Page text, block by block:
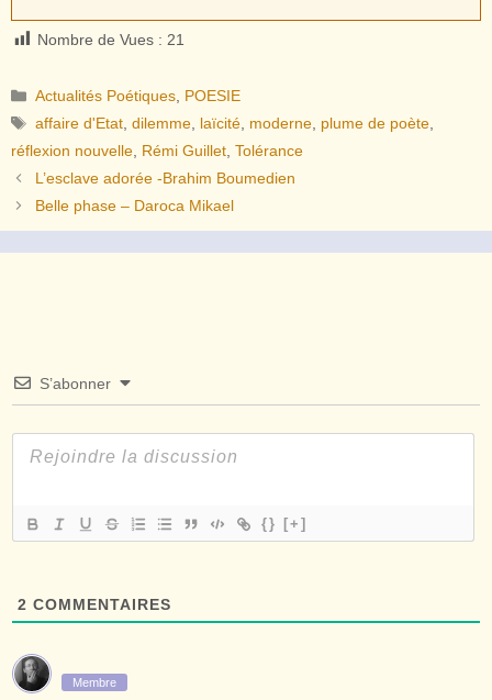
Nombre de Vues : 21
Catégories
Actualités Poétiques POESIE
Étiquettes
affaire d'Etat ,dilemme laïcité moderne plume de poète
réflexion nouvelle Rémi Guillet Tolérance
L’esclave adorée -Brahim Boumedien
Belle phase – Daroca Mikael
S’abonner
{} [+]
2 COMMENTAIRES
Membre